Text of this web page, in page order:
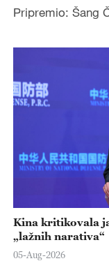
Pripremio: Šang
Kina kritikovala
„lažnih narativa“
05-Aug-2026